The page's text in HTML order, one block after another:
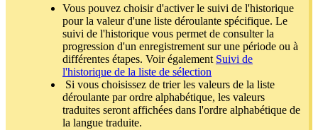
Vous pouvez choisir d'activer le suivi de l'historique
pour la valeur d'une liste déroulante spécifique. Le
suivi de l'historique vous permet de consulter la
progression d'un enregistrement sur une période ou à
différentes étapes. Voir également Suivi de
l'historique de la liste de sélection
Si vous choisissez de trier les valeurs de la liste
déroulante par ordre alphabétique, les valeurs
traduites seront affichées dans l'ordre alphabétique de
la langue traduite.